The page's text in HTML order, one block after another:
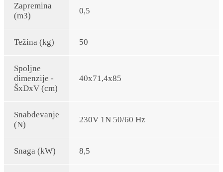
Zapremina
(m3)
0,5
Težina (kg) 50
Spoljne
dimenzije -
ŠxDxV (cm)
40x71,4x85
Snabdevanje
(N)
230V 1N 50/60 Hz
Snaga (kW) 8,5